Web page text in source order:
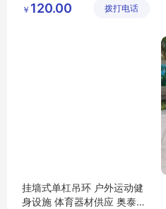
田径用品行情报价
制造有限
￥ 120.00 拨打电话
挂墙式单杠吊环 户外运动健
身设施 体育器材供应 奥泰厂